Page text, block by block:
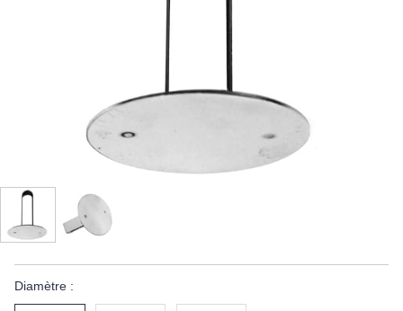
Diamètre :